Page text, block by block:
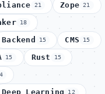
21 Zope 21
18
Backend 15 CMS 15
15 Rust 15
Deep Learning 12